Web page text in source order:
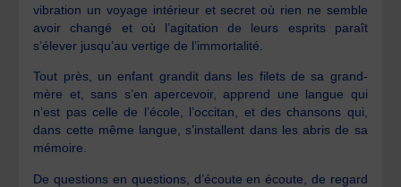
vibration un voyage intérieur et secret où rien ne semble
avoir changé et où l’agitation de leurs esprits paraît
s’élever jusqu’au vertige de l’immortalité.
Tout près, un enfant grandit dans les filets de sa grand-
mère et, sans s’en apercevoir, apprend une langue qui
n’est pas celle de l’école, l’occitan, et des chansons qui,
dans cette même langue, s’installent dans les abris de sa
mémoire.
De questions en questions, d’écoute en écoute, de regard